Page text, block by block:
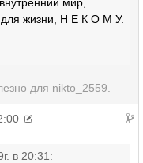
для жизни, Н Е К О М У.
для nikto_2559
в 20:31: